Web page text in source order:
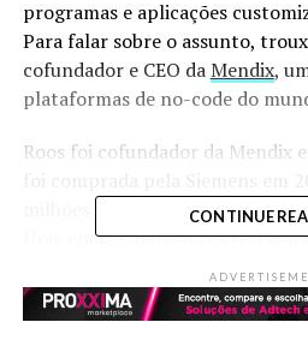
programas e aplicações
Para falar sobre o assunto,
cofundador e CEO daMendix,
plataformas de no-code do
Roos foi cofundador da Mendix
milhões (isso depois da empresa
Hoje em dia, para vocês terem
mais de 10 milhões de clientes
de US$ 100,2 milhões. E essa é
o no code/low code promete:
CONTINUE